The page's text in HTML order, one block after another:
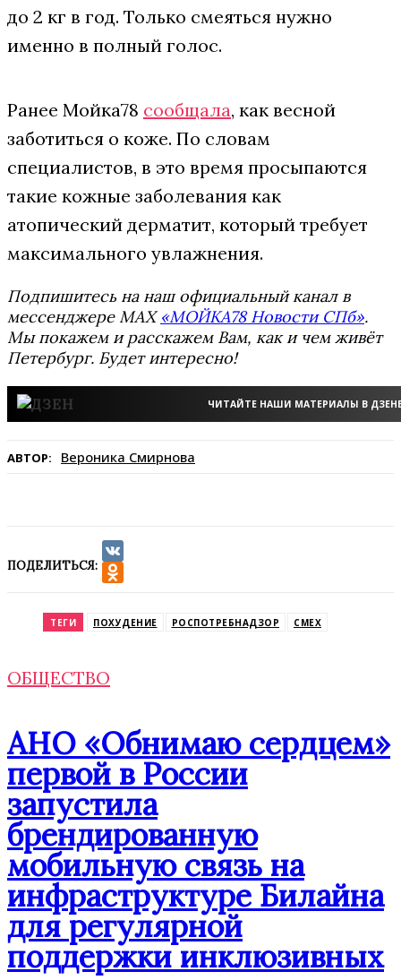
до 2 кг в год. Только смеяться нужно
именно в полный голос.
Ранее Мойка78 сообщала, как весной
заботиться о коже. По словам
специалистов, в это время просыпаются
такие кожные заболевания как
атопический дерматит, который требует
максимального увлажнения.
Подпишитесь на наш официальный канал в
мессенджере MAX«МОЙКА78 Новости СПб».
Мы покажем и расскажем Вам, как и чем живёт
Петербург. Будет интересно!
ЧИТАЙТЕ НАШИ МАТЕРИАЛЫ В
АВТОР: Вероника Смирнова
ПОДЕЛИТЬСЯ:
VK
ТЕГИ ПОХУДЕНИЕ РОСПОТРЕБНАДЗОР СМЕХ
ОБЩЕСТВО
АНО «Обнимаю сердцем»
первой в России
запустила
брендированную
мобильную связь на
инфраструктуре Билайна
для регулярной
поддержки инклюзивных